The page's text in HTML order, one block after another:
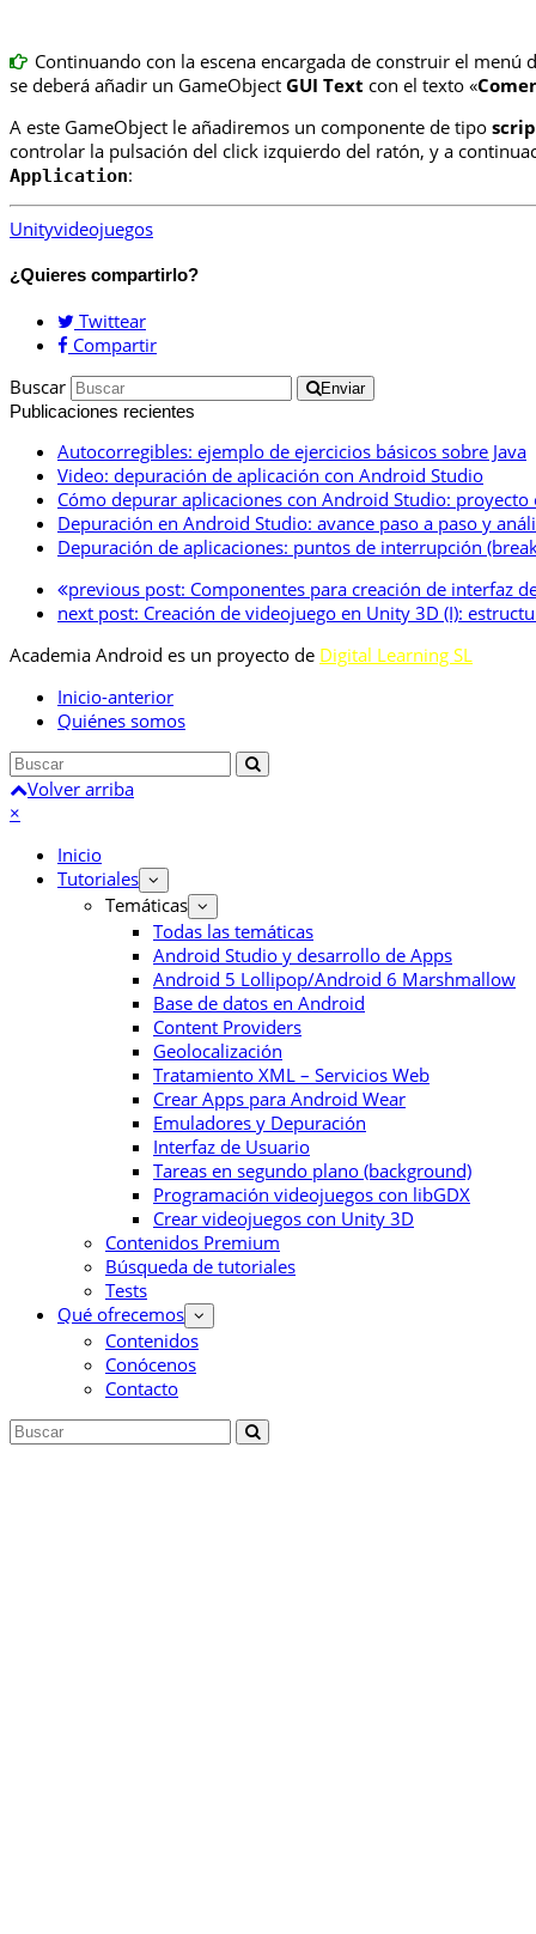
Continuando con la escena encargada de construir el
se deberá añadir un GameObject GUI Text con el texto «
A este GameObject le añadiremos un componente de tipo
controlar la pulsación del click izquierdo del ratón, y a
Application:
Unityvideojuegos
¿Quieres compartirlo?
Twittear
Compartir
Buscar
Enviar
Publicaciones recientes
Autocorregibles: ejemplo de ejercicios básicos sobre Java
Video: depuración de aplicación con Android Studio
Cómo depurar aplicaciones con Android Studio: proyecto
Depuración en Android Studio: avance paso a paso y
Depuración de aplicaciones: puntos de interrupción
previous post: Componentes para creación de interfaz
next post: Creación de videojuego en Unity 3D (I):
Academia Android es un proyecto de Digital Learning SL
Inicio-anterior
Quiénes somos
Volver arriba
×
Inicio
Tutoriales
Temáticas
Todas las temáticas
Android Studio y desarrollo de Apps
Android 5 Lollipop/Android 6 Marshmallow
Base de datos en Android
Content Providers
Geolocalización
Tratamiento XML – Servicios Web
Crear Apps para Android Wear
Emuladores y Depuración
Interfaz de Usuario
Tareas en segundo plano (background)
Programación videojuegos con libGDX
Crear videojuegos con Unity 3D
Contenidos Premium
Búsqueda de tutoriales
Tests
Qué ofrecemos
Contenidos
Conócenos
Contacto